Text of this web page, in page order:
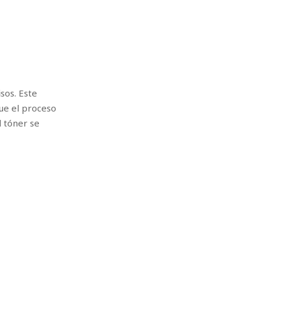
Este
el proceso
tóner se